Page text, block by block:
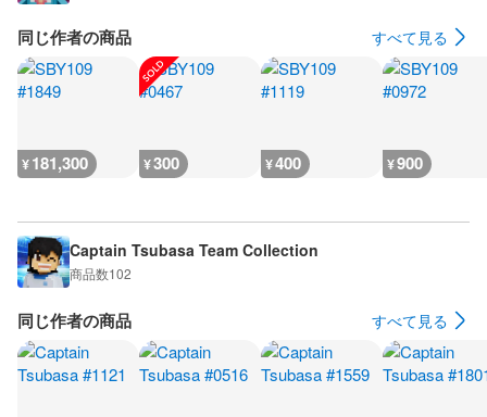
同じ作者の商品 すべて見る
¥181,300 ¥300 ¥400 ¥900
Captain Tsubasa Team Collection
商品数102
同じ作者の商品 すべて見る